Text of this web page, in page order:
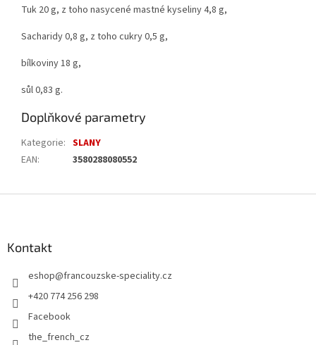
Tuk 20 g, z toho nasycené mastné kyseliny 4,8 g,
Sacharidy 0,8 g, z toho cukry 0,5 g,
bílkoviny 18 g,
sůl 0,83 g.
Doplňkové parametry
Kategorie: SLANY
EAN: 3580288080552
Kontakt
eshop@francouzske-speciality.cz
+420 774 256 298
Facebook
the_french_cz